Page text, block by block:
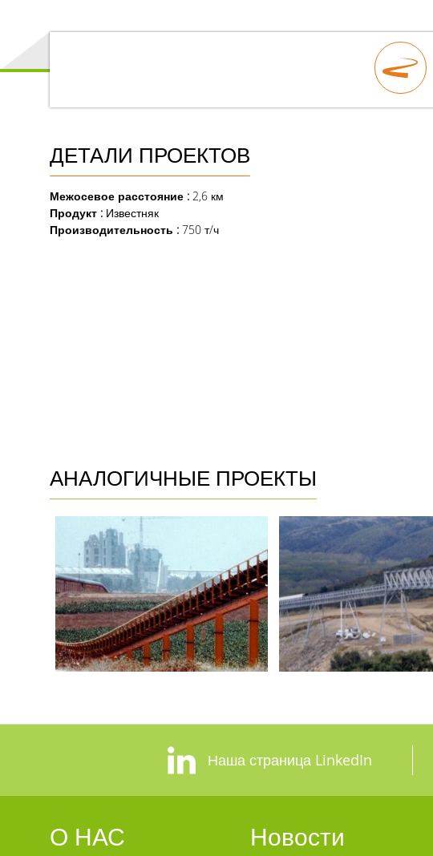
ДЕТАЛИ ПРОЕКТОВ
Межосевое расстояние : 2,6 км
Продукт : Известняк
Производительность : 750 т/ч
АНАЛОГИЧНЫЕ ПРОЕКТЫ
Наша страница LinkedIn
О НАС Новости